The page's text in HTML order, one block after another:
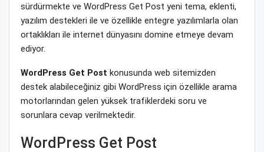
sürdürmekte ve WordPress Get Post yeni tema, eklenti,
yazılım destekleri ile ve özellikle entegre yazılımlarla olan
ortaklıkları ile internet dünyasını domine etmeye devam
ediyor.
WordPress Get Post konusunda web sitemizden
destek alabileceğiniz gibi WordPress için özellikle arama
motorlarından gelen yüksek trafiklerdeki soru ve
sorunlara cevap verilmektedir.
WordPress Get Post